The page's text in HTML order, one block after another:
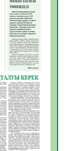
43
етті
57
–
57